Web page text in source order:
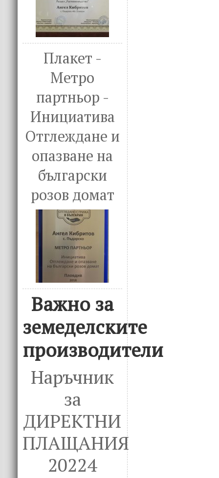
Плакет -
Метро
партньор -
Инициатива
Отглеждане и
опазване на
български
розов домат
Важно за
земеделските
производители
Наръчник
за
ДИРЕКТНИ
ПЛАЩАНИЯ
20224